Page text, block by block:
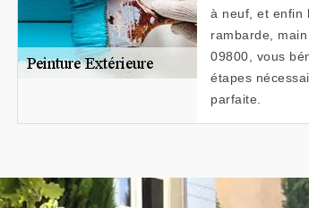
à neuf, et enfin
rambarde,
09800, vous
étapes
parfaite.